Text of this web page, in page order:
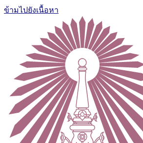
ข้ามไปยังเนื้อหา